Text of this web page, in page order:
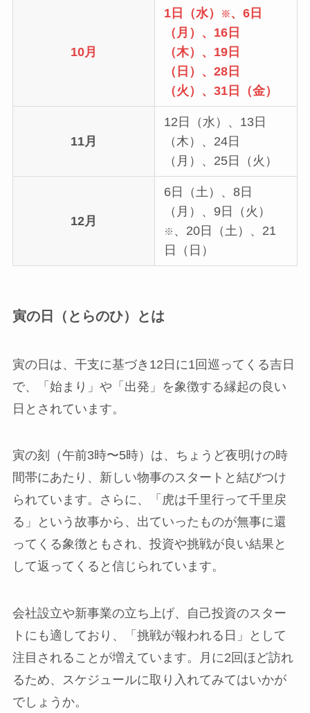
10月
1日（水） ※、6日
（月）、16日
（木）、19日
（日）、28日
（火）、31日（金）
11月
12日（水）、13日
（木）、24日
（月）、25日（火）
12月
6日（土）、8日
（月）、9日（火）
※ 、20日（土）、21
日（日）
寅の日（とらのひ）とは
寅の日は、干支に基づき12日に1回巡ってくる吉日
で、「始まり」や「出発」を象徴する縁起の良い
日とされています。
寅の刻（午前3時〜5時）は、ちょうど夜明けの時
間帯にあたり、新しい物事のスタートと結びつけ
られています。さらに、「虎は千里行って千里戻
る」という故事から、出ていったものが無事に還
ってくる象徴ともされ、投資や挑戦が良い結果と
して返ってくると信じられています。
会社設立や新事業の立ち上げ、自己投資のスター
トにも適しており、「挑戦が報われる日」として
注目されることが増えています。月に2回ほど訪れ
るため、スケジュールに取り入れてみてはいかが
でしょうか。